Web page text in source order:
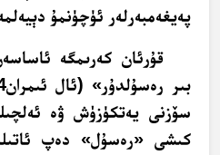
پەيغەمبەرلەر ئۈچۈنمۇ
قۇرئان كەرىمگە
سۆزنى يەتكۈزۈش ۋە
كىشى «رەسۇل» دەپ